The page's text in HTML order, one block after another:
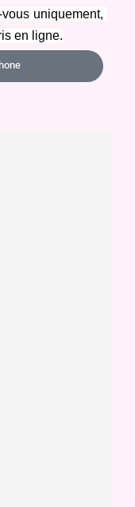
uniquement,
en ligne.